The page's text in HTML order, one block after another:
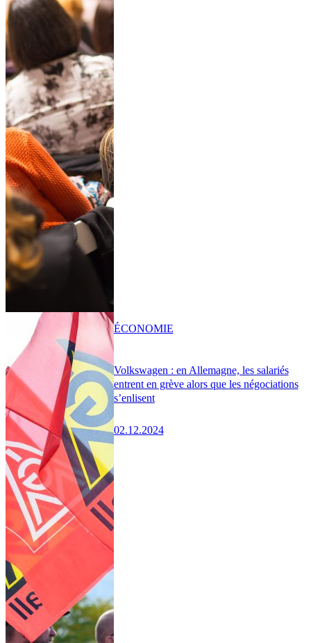
Volkswagen : en Allemagne, les salariés
entrent en grève alors que les négociations
s’enlisent
02.12.2024
ÉCONOMIE